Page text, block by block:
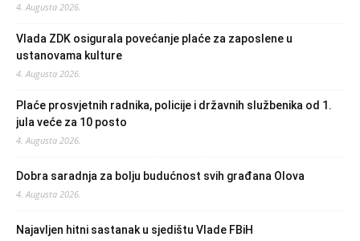
4. Augusta 2026.
Vlada ZDK osigurala povećanje plaće za zaposlene u
ustanovama kulture
4. Augusta 2026.
Plaće prosvjetnih radnika, policije i državnih službenika od 1.
jula veće za 10 posto
4. Augusta 2026.
Dobra saradnja za bolju budućnost svih građana Olova
4. Augusta 2026.
Najavljen hitni sastanak u sjedištu Vlade FBiH